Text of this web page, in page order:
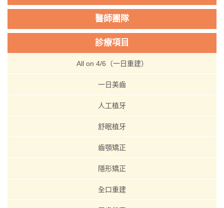
醫師團隊
診療項目
All on 4/6（一日重建）
一日美齒
人工植牙
舒眠植牙
齒顎矯正
隱形矯正
全口重建